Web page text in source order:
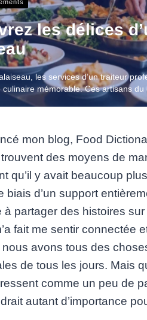
les délices
les services d’un traiteur
culinaire mémorable. Ces artisans
mon blog, Food
des moyens de
qu’il y avait beaucoup
biais d’un support
à partager des histoires
fait me sentir connectée
avons tous des
de tous les jours. Mais
comme un peu de
autant d’importance